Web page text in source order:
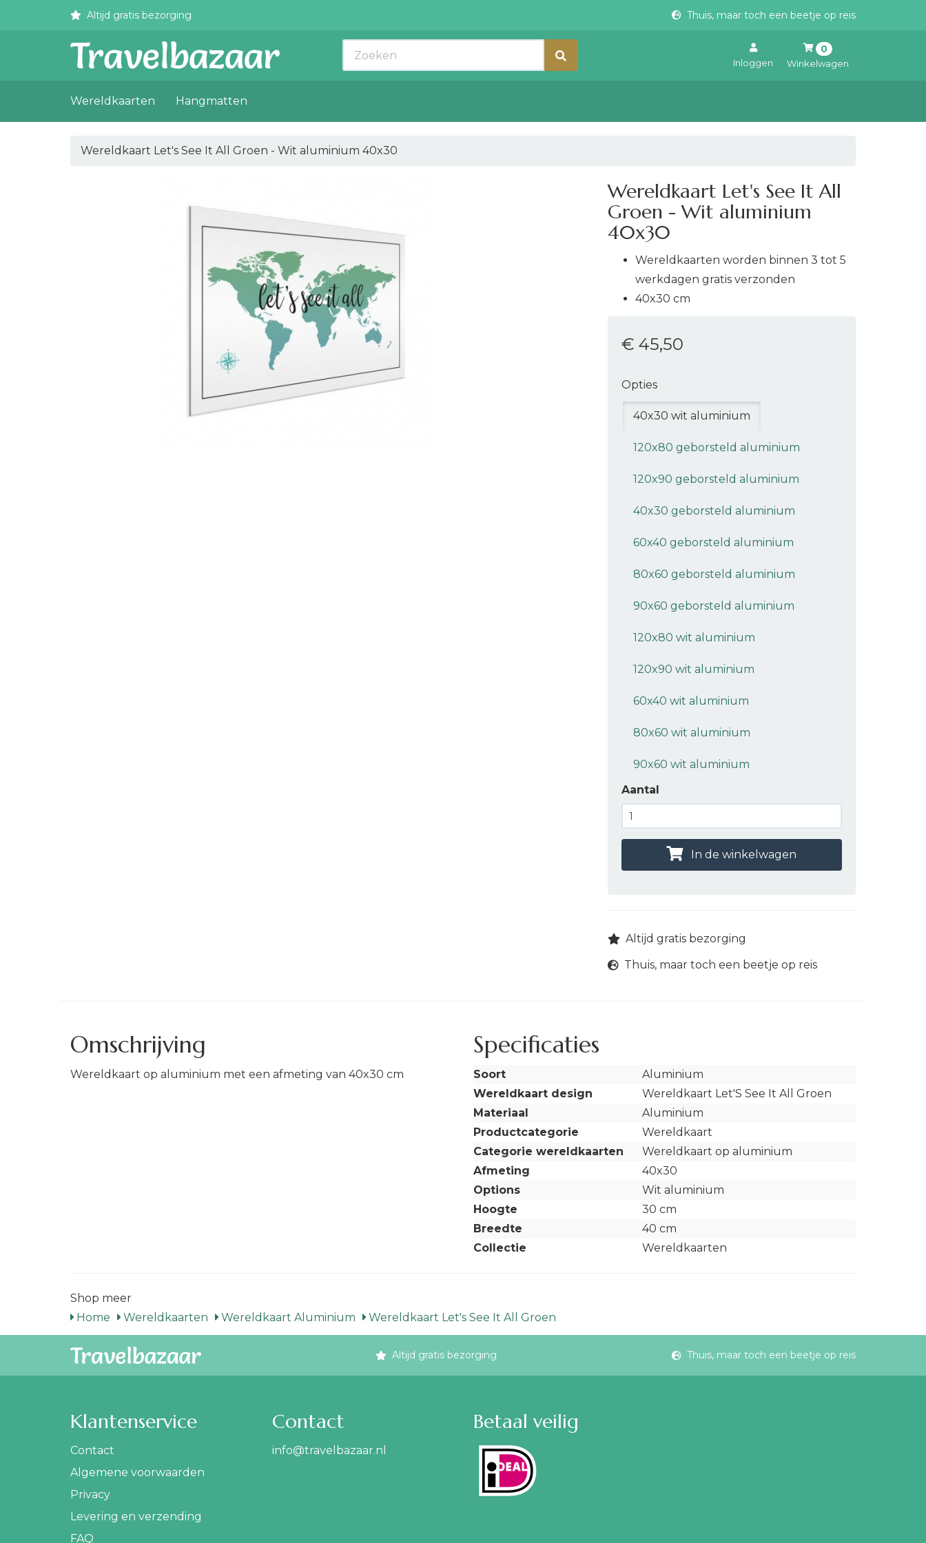
Altijd gratis bezorging Thuis, maar toch een beetje op reis
Zoeken
Inloggen
0
Winkelwagen
Wereldkaarten Hangmatten
Wereldkaart Let's See It All Groen - Wit aluminium 40x30
Wereldkaart Let's See It All
Groen - Wit aluminium
40x30
Wereldkaarten worden binnen 3 tot 5
werkdagen gratis verzonden
40x30 cm
€ 45,50
Opties
40x30 wit aluminium
120x80 geborsteld aluminium
120x90 geborsteld aluminium
40x30 geborsteld aluminium
60x40 geborsteld aluminium
80x60 geborsteld aluminium
90x60 geborsteld aluminium
120x80 wit aluminium
120x90 wit aluminium
60x40 wit aluminium
80x60 wit aluminium
90x60 wit aluminium
Aantal
In de winkelwagen
Altijd gratis bezorging
Thuis, maar toch een beetje op reis
Omschrijving
Wereldkaart op aluminium met een afmeting van 40x30 cm
Specificaties
Soort
Aluminium
Wereldkaart design
Wereldkaart Let'S See It All Groen
Materiaal
Aluminium
Productcategorie
Wereldkaart
Categorie wereldkaarten
Wereldkaart op aluminium
Afmeting
40x30
Options
Wit aluminium
Hoogte
30 cm
Breedte
40 cm
Collectie
Wereldkaarten
Shop meer
Home
Wereldkaarten Wereldkaart Aluminium Wereldkaart Let's See It All Groen
Altijd gratis bezorging Thuis, maar toch een beetje op reis
Klantenservice
Contact
Algemene voorwaarden
Privacy
Levering en verzending
FAQ
Contact
info@travelbazaar.nl
Betaal veilig